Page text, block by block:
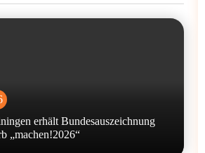
erhält Bundesauszeichnung
„machen!2026“